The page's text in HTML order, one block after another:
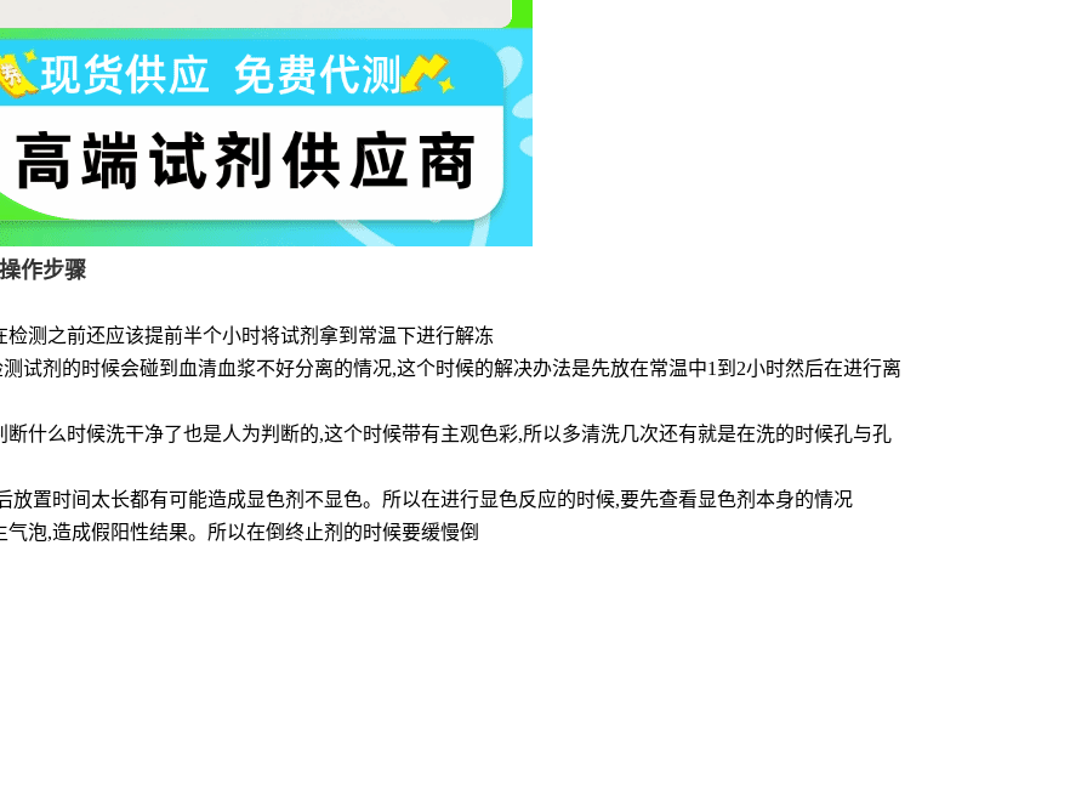
作步骤
测之前还应该提前半个小时将试剂拿到常温下进行解冻
试剂的时候会碰到血清血浆不好分离的情况,这个时候的解决办法是先放在常温中1到2小时然后在进行离
什么时候洗干净了也是人为判断的,这个时候带有主观色彩,所以多清洗几次还有就是在洗的时候孔与孔
置时间太长都有可能造成显色剂不显色。所以在进行显色反应的时候,要先查看显色剂本身的情况
泡,造成假阳性结果。所以在倒终止剂的时候要缓慢倒